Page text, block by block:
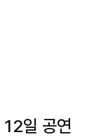
12일 공연